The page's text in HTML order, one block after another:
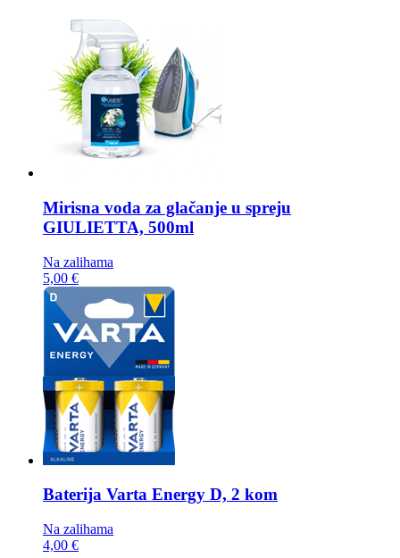
Mirisna voda za glačanje u spreju
GIULIETTA, 500ml
Na zalihama
5,00 €
Baterija Varta Energy D, 2 kom
Na zalihama
4,00 €